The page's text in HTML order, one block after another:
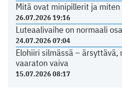
Mitä ovat minipillerit ja
26.07.2026 19:16
Luteaalivaihe on normaali
24.07.2026 07:04
Elohiiri silmässä – ärsyttävä,
vaaraton vaiva
15.07.2026 08:17